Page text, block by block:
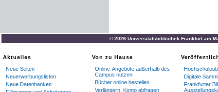
© 2026 Universitätsbibliothek Frankfurt am
Aktuelles
Neue Seiten
Neuerwerbungslisten
Neue Datenbanken
Von zu Hause
Online-Angebote außerhalb des
Campus nutzen
Bücher online bestellen
Verlängern, Konto abfragen
Digitale
Frankfurter